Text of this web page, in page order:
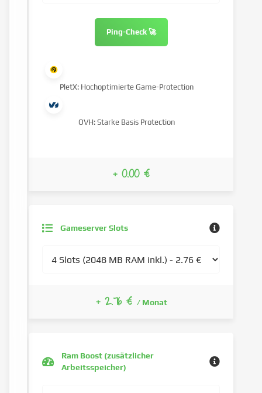
Gameserver Slots
+ 2.76 € / Monat
Ping-Check 🚀
PletX: Hochoptimierte Game-Protection
OVH: Starke Basis Protection
+ 0.00 €
Ram Boost (zusätzlicher
Arbeitsspeicher)